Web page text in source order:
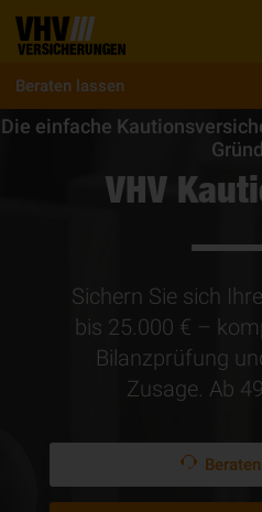
Beraten lassen
Die einfache
VHV
Sichern Sie sich
bis 25.000 € –
Bilanzprüfung
Zusage. Ab